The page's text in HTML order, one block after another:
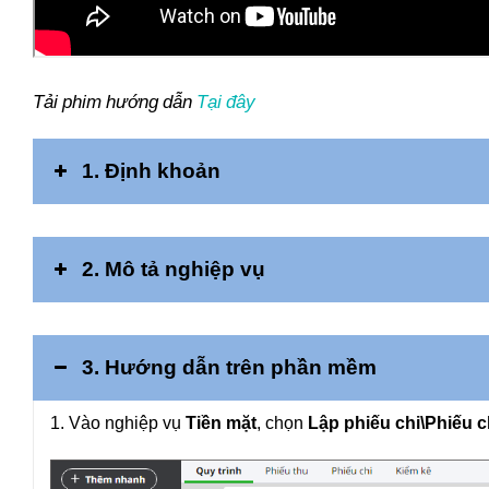
Tải phim hướng dẫn Tại đây
1. Ðịnh khoản
2. Mô tả nghiệp vụ
3. Hướng dẫn trên phần mềm
1. Vào nghiệp vụ Tiền mặt, chọn Lập phiếu chi\Phiếu